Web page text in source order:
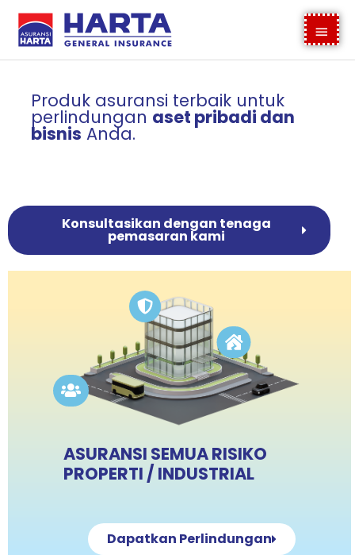
content
Main
Menu
Produk asuransi terbaik untuk
perlindungan aset pribadi dan
bisnis Anda.
Konsultasikan dengan tenaga
pemasaran kami
ASURANSI SEMUA RISIKO
PROPERTI / INDUSTRIAL
Dapatkan Perlindungan